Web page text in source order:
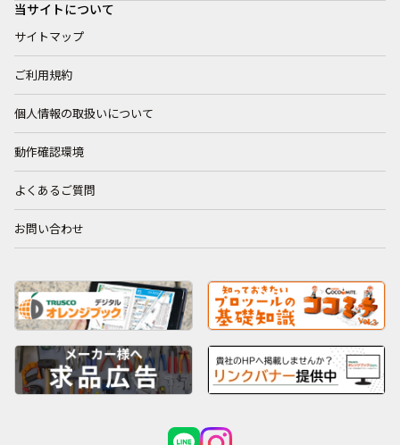
当サイトについて
サイトマップ
ご利用規約
個人情報の取扱いについて
動作確認環境
よくあるご質問
お問い合わせ